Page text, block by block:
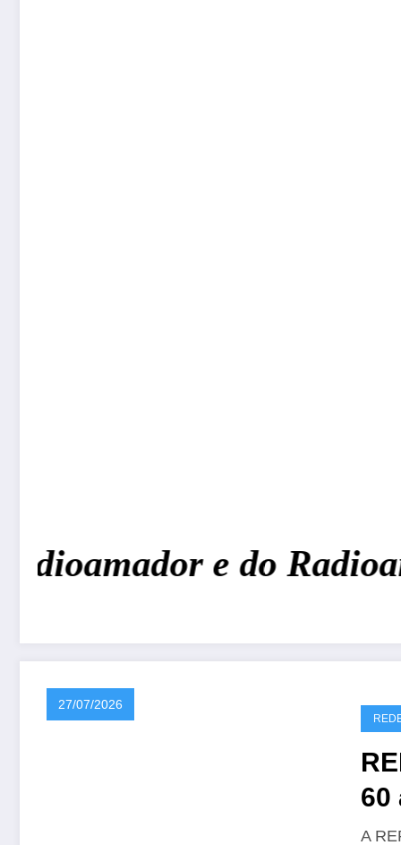
e do
27/07/2026
60
A